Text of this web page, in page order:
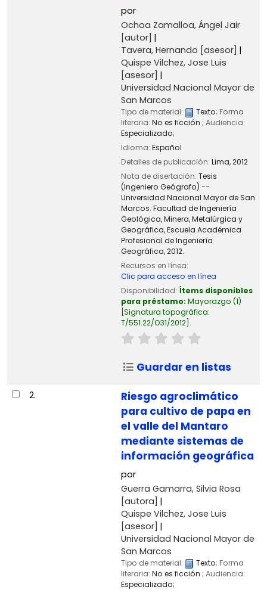
por
Ochoa Zamalloa, Ángel Jair
[autor]
Tavera, Hernando [asesor]
Quispe Vilchez, Jose Luis
[asesor]
Universidad Nacional Mayor de
San Marcos
Tipo de material: Texto; Forma
literaria: No es ficción ; Audiencia:
Especializado;
Idioma: Español
Detalles de publicación: Lima,2012
Nota de disertación: Tesis
(Ingeniero Geógrafo) --
Universidad Nacional Mayor de San
Marcos. Facultad de Ingeniería
Geológica, Minera, Metalúrgica y
Geográfica, Escuela Académica
Profesional de Ingeniería
Geográfica, 2012.
Recursos en línea:
Clic para acceso en línea
Disponibilidad: Ítems disponibles
para préstamo: Mayorazgo (1)
Signatura topográfica:
T/551.22/O31/2012 .
Guardar en listas
2.
Riesgo agroclimático
para cultivo de papa en
el valle del Mantaro
mediante sistemas de
información geográfica
por
Guerra Gamarra, Silvia Rosa
[autora]
Quispe Vilchez, Jose Luis
[asesor]
Universidad Nacional Mayor de
San Marcos
Tipo de material: Texto; Forma
literaria: No es ficción ; Audiencia:
Especializado;